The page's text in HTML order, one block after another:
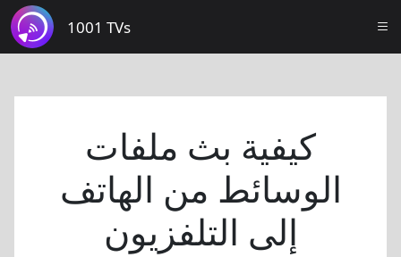
1001 TVs
كيفية بث ملفات
الوسائط من الهاتف
إلى التلفزيون